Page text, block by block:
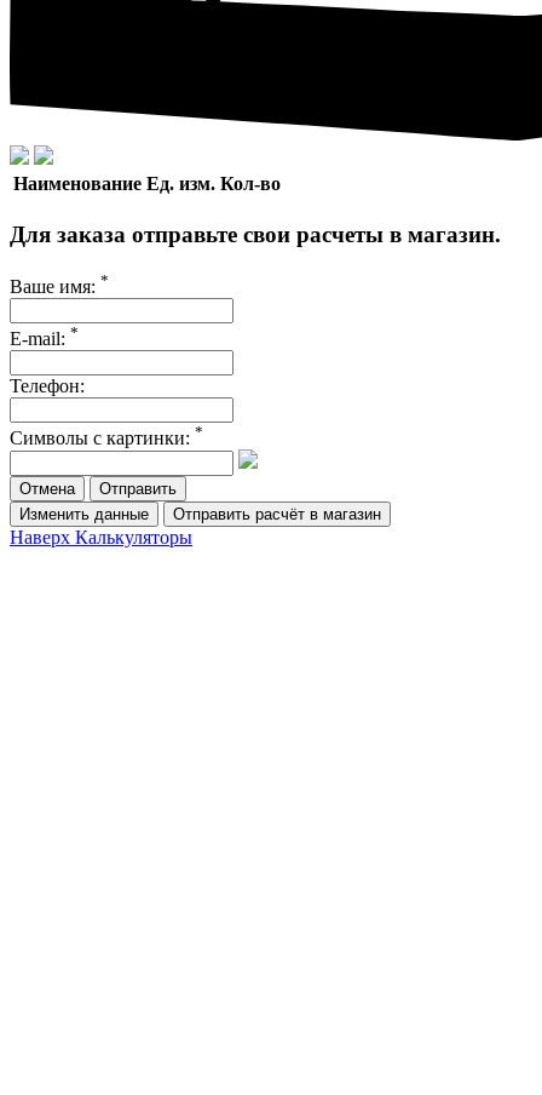
Наименование Ед. изм. Кол-во
Для заказа отправьте свои расчеты в магазин.
Ваше имя: *
E-mail: *
Телефон:
Символы с картинки: *
Отмена
Изменить данные
Отправить расчёт в магазин
Наверх Калькуляторы